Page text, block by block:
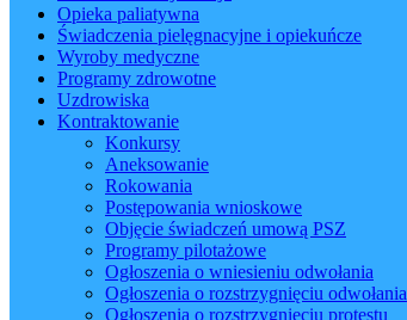
Opieka paliatywna
Świadczenia pielęgnacyjne i opiekuńcze
Wyroby medyczne
Programy zdrowotne
Uzdrowiska
Kontraktowanie
Konkursy
Aneksowanie
Rokowania
Postępowania wnioskowe
Objęcie świadczeń umową PSZ
Programy pilotażowe
Ogłoszenia o wniesieniu odwołania
Ogłoszenia o rozstrzygnięciu odwołania
Ogłoszenia o rozstrzygnięciu protestu